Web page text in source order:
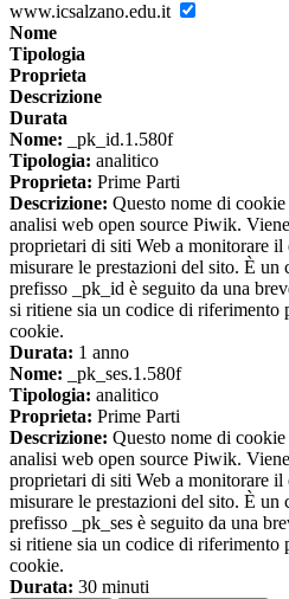
www.icsalzano.edu.it
Nome
Tipologia
Proprieta
Descrizione
Durata
Nome: _pk_id.1.580f
Tipologia: analitico
Proprieta: Prime Parti
Descrizione: Questo nome di
analisi web open source Piwik.
proprietari di siti Web a monitorare
misurare le prestazioni del sito. È
prefisso _pk_id è seguito da una
si ritiene sia un codice di riferimento
cookie.
Durata: 1 anno
Nome: _pk_ses.1.580f
Tipologia: analitico
Proprieta: Prime Parti
Descrizione: Questo nome di
analisi web open source Piwik.
proprietari di siti Web a monitorare
misurare le prestazioni del sito. È
prefisso _pk_ses è seguito da una
si ritiene sia un codice di riferimento
cookie.
Durata: 30 minuti